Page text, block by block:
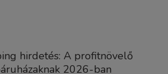
hirdetés: A profitnövelő
2026-ban